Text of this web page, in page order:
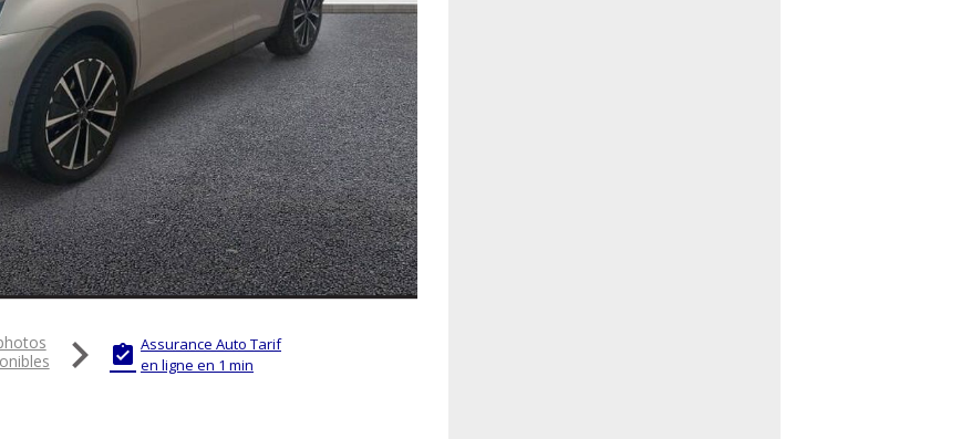
  Assurance Auto Tarif
en ligne en 1 min